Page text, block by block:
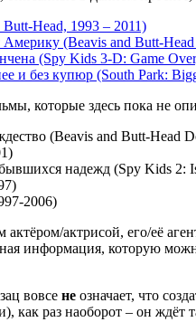
Head, 1993 – 2011)
(Beavis and Butt-
(Spy Kids 3-D: Game
и без купюр (South Park:
которые здесь пока не
(Beavis and Butt-Head
надежд (Spy Kids 2:
2006)
актрисой, его/её
информация, которую
вовсе не означает, что
как раз наоборот – он